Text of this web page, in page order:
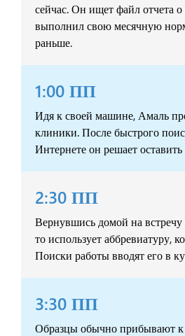
сейчас. Он ищет файл отчета
выполнил свою месячную
раньше.
1:00 ПП
Идя к своей машине, Амаль
клиники. После быстрого
Интернете он решает
2:30 ПП
Вернувшись домой на
то использует аббревиатуру,
Поиски работы вводят его в
3:30 ПП
Образцы обычно прибывают